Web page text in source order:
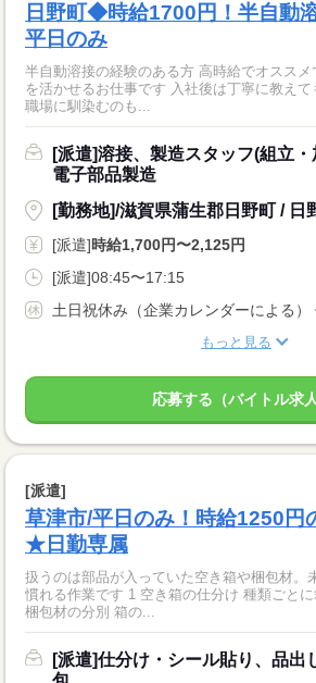
日野町◆時給1700円！半自動
平日のみ
半自動溶接の経験のある方 高時給でオスス
を活かせるお仕事です 入社後は丁寧に教えて
職場に馴染むのも...
[派遣]溶接、製造スタッフ(組立・
電子部品製造
[勤務地]/滋賀県蒲生郡日野町 / 日
[派遣]時給1,700円〜2,125円
[派遣]08:45〜17:15
もっと見る
応募する（バイトル求人
[派遣]
草津市/平日のみ！時給1250円
★日勤専属
扱うのは部品が入っていた空き箱や梱包材。
慣れる作業です 1 空き箱の仕分け 種類ごと
梱包材の分別 箱の...
[派遣]仕分け・シール貼り、品出